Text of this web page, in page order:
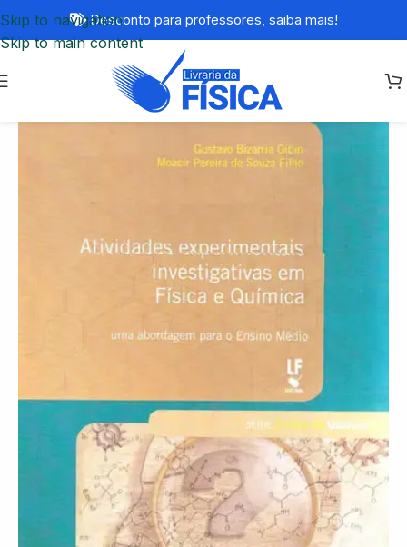
Skip to navigation
Skip to main content
Desconto para professores, saiba mais!